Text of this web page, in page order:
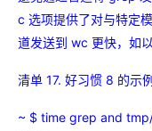
c 选项提供了对与特定
道发送到 wc 更快，如
清单 17. 好习惯 8 的示
~ $ time grep and